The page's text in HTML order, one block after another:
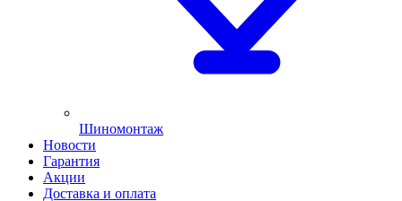
Шиномонтаж
Новости
Гарантия
Акции
Доставка и оплата